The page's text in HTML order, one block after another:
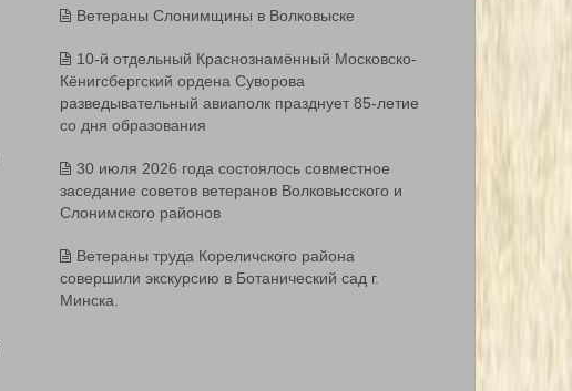
Ветераны Слонимщины в Волковыске
10-й отдельный Краснознамённый Московско-
Кёнигсбергский ордена Суворова
разведывательный авиаполк празднует 85-летие
со дня образования
30 июля 2026 года состоялось совместное
заседание советов ветеранов Волковысского и
Слонимского районов
Ветераны труда Кореличского района
совершили экскурсию в Ботанический сад г.
Минска.